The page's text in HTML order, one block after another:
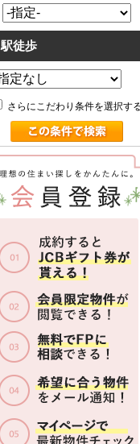
駅徒歩
さらにこだわり条件を選択す